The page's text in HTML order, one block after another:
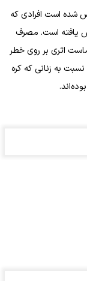
شده است افرادی که
یافته است. مصرف
اثری بر روی خطر
نسبت به زنانی که کره